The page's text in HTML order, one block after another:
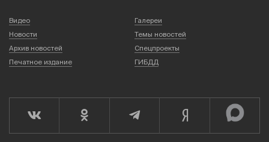
Видео
Галереи
Новости
Темы новостей
Архив новостей
Спецпроекты
Печатное издание
ГИБДД